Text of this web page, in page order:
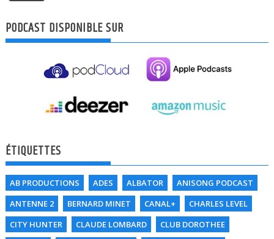
PODCAST DISPONIBLE SUR
ÉTIQUETTES
AB PRODUCTIONS ADES ALBATOR
ANISONG PODCAST
ANTENNE 2
BERNARD MINET CANAL+
CHARLES LEVEL
CITY HUNTER
CLAUDE LOMBARD
CLUB DOROTHEE